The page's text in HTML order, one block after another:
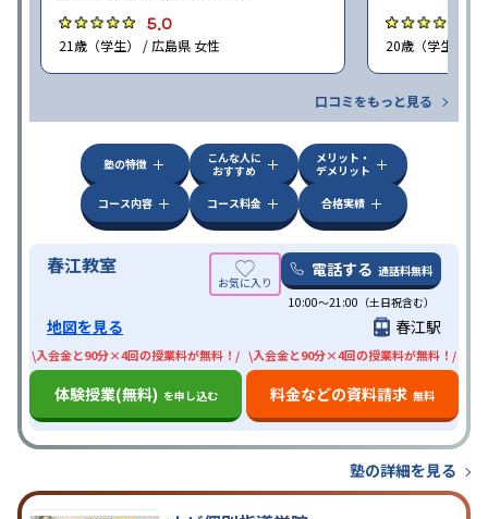
5.0
21歳（学生） / 広島県 女性 20歳（学生） /
口コミをもっと見る
塾の特徴
こんな人に
おすすめ
メリット・
デメリット
コース内容
コース料金 合格実績
春江教室 電話する 通話料無料
10:00〜21:00（土日祝含む）
地図を見る 春江駅
\入会金と90分×4回の授業料が無料！/
体験授業(無料) を申し込む
\入会金と90分×4回の授業料が無料！/
料金などの資料請求 無料
塾の詳細を見る